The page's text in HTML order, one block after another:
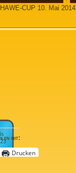
HAWE-CUP 10. Mai 2014
mit:
Drucken